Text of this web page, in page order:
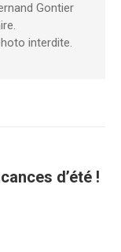
Gontier
interdite.
d’été !